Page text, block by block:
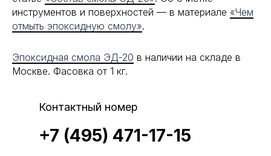
инструментов и поверхностей — в материале «Чем
отмыть эпоксидную смолу».
Эпоксидная смола ЭД-20 в наличии на складе в
Москве. Фасовка от 1 кг.
Контактный номер
+7 (495) 471-17-15